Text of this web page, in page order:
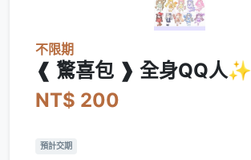
不限期
❰ 驚喜包 ❱ 全身QQ人✨
NT$ 200
預計交期